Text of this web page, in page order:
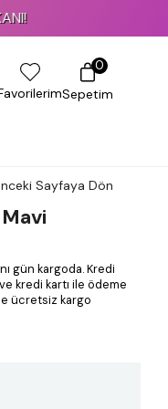
Sepetim
0
Sayfaya Dön
gün kargoda. Kredi
kredi kartı ile ödeme
ücretsiz kargo